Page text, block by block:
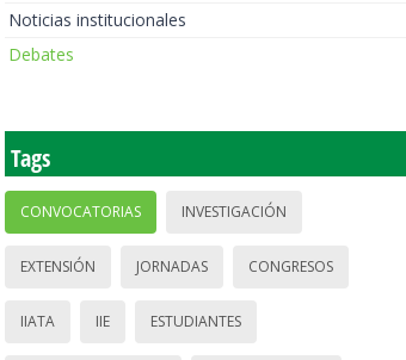
Noticias institucionales
Debates
Tags
CONVOCATORIAS INVESTIGACIÓN
EXTENSIÓN JORNADAS CONGRESOS
IIATA IIE ESTUDIANTES